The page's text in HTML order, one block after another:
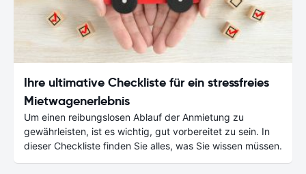
Ihre ultimative Checkliste für ein stressfreies
Mietwagenerlebnis
Um einen reibungslosen Ablauf der Anmietung zu
gewährleisten, ist es wichtig, gut vorbereitet zu sein. In
dieser Checkliste finden Sie alles, was Sie wissen müssen.